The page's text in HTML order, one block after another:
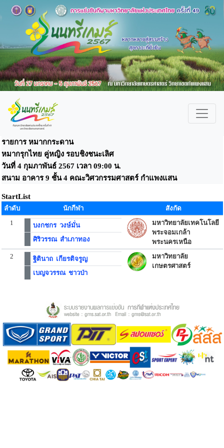
รายการ หมากกระดาน
หมากรุกไทย คู่หญิง รอบชิงชนะเลิศ
วันที่ 4 กุมภาพันธ์ 2567 เวลา 09:00 น.
สนาม อาคาร 9 ชั้น 4 คณะวิศวกรรมศาสตร์ กำแพงแสน
StartList
ลำดับ นักกีฬา
สังกัด
1
บงกชกร วงษ์มั่น
ศิริวรรณ สำเภาทอง
มหาวิทยาลัยเทคโนโลยี
พระจอมเกล้า
พระนครเหนือ
2
ฐิตินาถ เกียรติจรูญ
เบญจวรรณ ชาวป่า
มหาวิทยาลัย
เกษตรศาสตร์